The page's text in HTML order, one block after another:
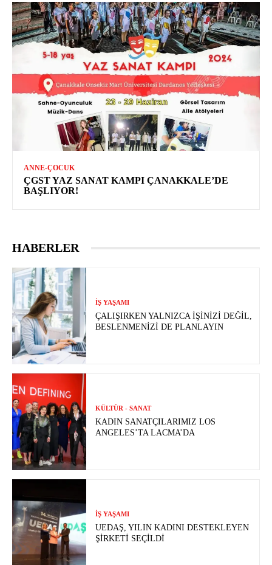
ANNE-ÇOCUK
ÇGST YAZ SANAT KAMPI ÇANAKKALE’DE
BAŞLIYOR!
HABERLER
İŞ YAŞAMI
ÇALIŞIRKEN YALNIZCA İŞINIZI DEĞIL,
BESLENMENIZI DE PLANLAYIN
KÜLTÜR - SANAT
KADIN SANATÇILARIMIZ LOS
ANGELES’TA LACMA’DA
İŞ YAŞAMI
UEDAŞ, YILIN KADINI DESTEKLEYEN
ŞIRKETI SEÇILDI